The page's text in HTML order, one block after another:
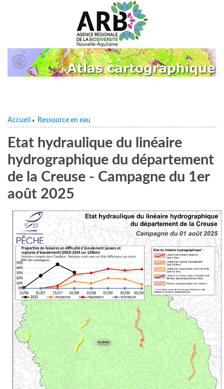
Accueil > Ressource en eau
Etat hydraulique du linéaire
hydrographique du département
de la Creuse - Campagne du 1er
août 2025